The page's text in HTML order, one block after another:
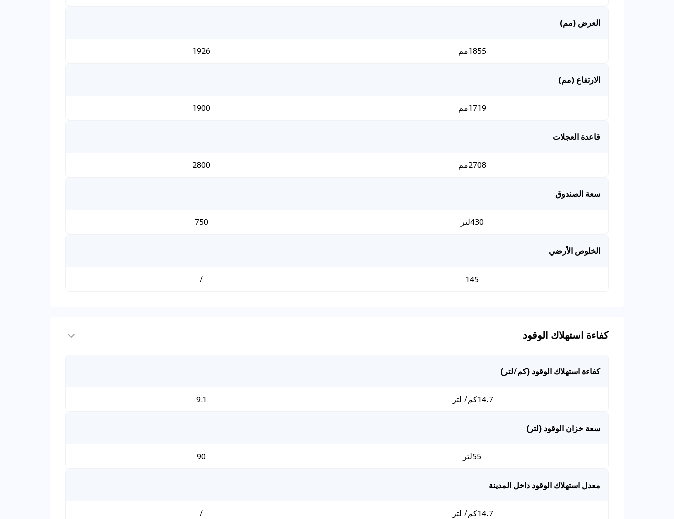
العرض (مم)
1855مم 1926
الارتفاع (مم)
1719مم 1900
قاعدة العجلات
2708مم 2800
سعة الصندوق
430لتر 750
الخلوص الأرضي
145
/
كفاءة استهلاك الوقود
كفاءة استهلاك الوقود (كم/لتر)
14.7كم/ لتر 9.1
سعة خزان الوقود (لتر)
55لتر 90
معدل استهلاك الوقود داخل المدينة
14.7كم/ لتر /